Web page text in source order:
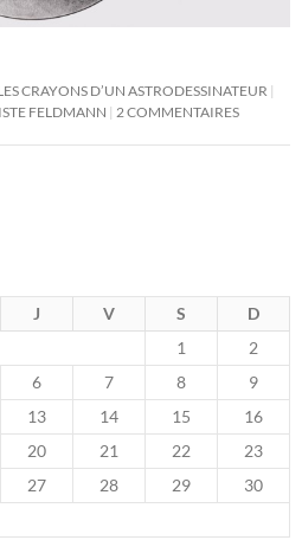
CRAYONS D’UN ASTRODESSINATEUR
FELDMANN 2 COMMENTAIRES
J V S
D
1
2
6 7 8
9
13 14 15
16
20 21 22
23
27 28 29
30